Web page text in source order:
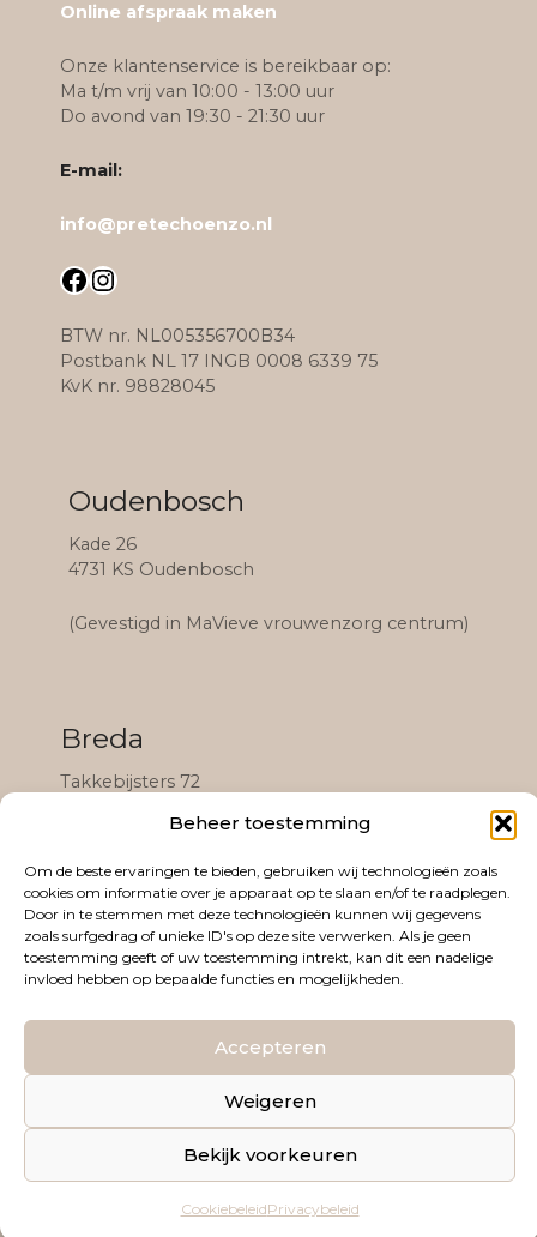
Beheer toestemming
Om de beste ervaringen te bieden, gebruiken wij technologieën zoals
cookies om informatie over je apparaat op te slaan en/of te raadplegen.
Door in te stemmen met deze technologieën kunnen wij gegevens
zoals surfgedrag of unieke ID's op deze site verwerken. Als je geen
toestemming geeft of uw toestemming intrekt, kan dit een nadelige
invloed hebben op bepaalde functies en mogelijkheden.
Accepteren
Weigeren
Bekijk voorkeuren
CookiebeleidPrivacybeleid
Online afspraak maken
Onze klantenservice is bereikbaar op:
Ma t/m vrij van 10:00 - 13:00 uur
Do avond van 19:30 - 21:30 uur
E-mail:
info@pretechoenzo.nl
Facebook Instagram
BTW nr. NL005356700B34
Postbank NL 17 INGB 0008 6339 75
KvK nr. 98828045
Oudenbosch
Kade 26
4731 KS Oudenbosch
(Gevestigd in MaVieve vrouwenzorg centrum)
Breda
Takkebijsters 72
complex)
COMMUNICATIONS